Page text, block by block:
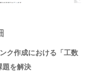
ク作成における「工数
題を解決